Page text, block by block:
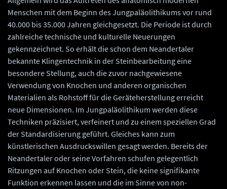
Menschen mit dem Beginn des Jungpaläolithikums vor rund
40.000 bis 35.000 Jahren gleichgesetzt. Die Periode ist durch
zahlreiche technische und kulturelle Neuerungen
gekennzeichnet. So erhält die schon dem Neandertaler
bekannte Klingentechnik in der Steinbearbeitung eine
besondere Stellung, auch die zuvor nachgewiesene
Verwendung von Knochen und anderen organischen
Materialien als Rohstoff für die Geräteherstellung erreicht
neue Dimensionen. Im Jungpaläolithikum werden diese
Techniken präzisiert, verfeinert und zu einem speziellen Grad
der Standardisierung geführt. Gleiches kann zum
künstlerischen Ausdruckswillen gesagt werden. Bereits der
Neandertaler oder seine Vorfahren schufen gelegentlich
Ritzungen auf Knochen oder Stein, die keine signifikante
Funktion erkennen lassen und die im Sinne von non-